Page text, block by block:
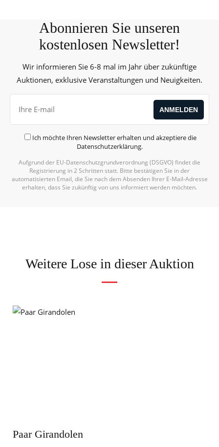
Abonnieren Sie unseren
kostenlosen Newsletter!
Wir informieren Sie 6-8 mal im Jahr über zukünftige
Auktionen, exklusive Veranstaltungen und Neuigkeiten.
Ich möchte Ihren Newsletter erhalten und akzeptiere die
Datenschutzerklärung.
Aufgrund der EU-Datenschutzgrundverordnung (DSGVO) findet die
Registrierung in 2 Schritten statt. Bitte bestätigen Sie in der
automatisierten Email, die Sie nach dem Absenden Ihrer E-Mail-Adresse
erhalten, dass Sie zukünftig von uns informiert werden möchten.
Weitere Lose in dieser Auktion
Paar Girandolen